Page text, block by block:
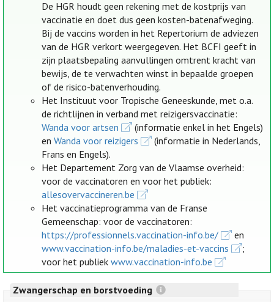
De HGR houdt geen rekening met de kostprijs van
vaccinatie en doet dus geen kosten-batenafweging.
Bij de vaccins worden in het Repertorium de adviezen
van de HGR verkort weergegeven. Het BCFI geeft in
zijn plaatsbepaling aanvullingen omtrent kracht van
bewijs, de te verwachten winst in bepaalde groepen
of de risico-batenverhouding.
Het Instituut voor Tropische Geneeskunde, met o.a.
de richtlijnen in verband met reizigersvaccinatie:
Wanda voor artsen
(informatie enkel in het Engels)
enWanda voor reizigers
(informatie in Nederlands,
Frans en Engels).
Het Departement Zorg van de Vlaamse overheid:
voor de vaccinatoren en voor het publiek:
allesovervaccineren.be
Het vaccinatieprogramma van de Franse
Gemeenschap: voor de vaccinatoren:
https://professionnels.vaccination-info.be/
en
www.vaccination-info.be/maladies-et-vaccins
;
voor het publiekwww.vaccination-info.be
Zwangerschap en borstvoeding